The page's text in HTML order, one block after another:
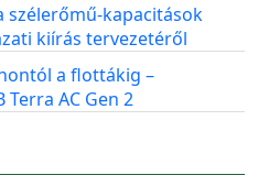
szélerőmű-kapacitások
kiírás tervezetéről
a flottákig –
AC Gen 2